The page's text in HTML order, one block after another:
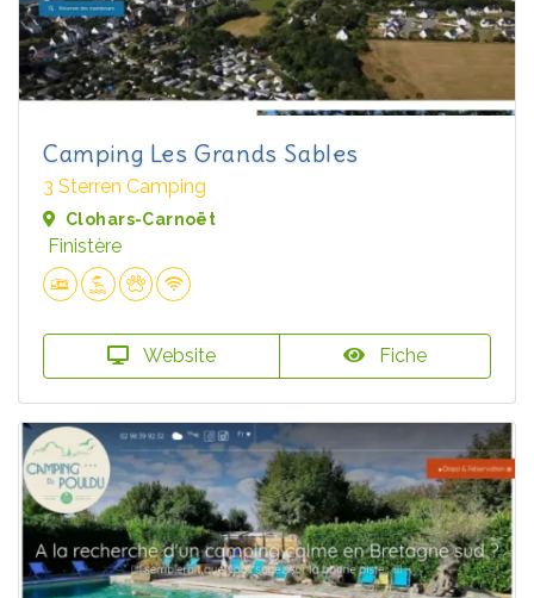
Camping Les Grands Sables
3 Sterren Camping
Clohars-Carnoët
Finistère
Website Fiche